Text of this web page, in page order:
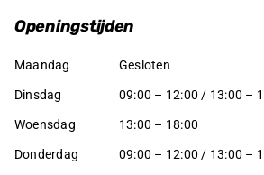
Openingstijden
Maandag Gesloten
Dinsdag 09:00 – 12:00 / 13:00 –
Woensdag 13:00 – 18:00
Donderdag 09:00 – 12:00 / 13:00 –